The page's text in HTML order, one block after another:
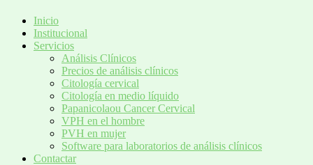
Inicio
Institucional
Servicios
Análisis Clínicos
Precios de análisis clínicos
Citología cervical
Citología en medio líquido
Papanicolaou Cancer Cervical
VPH en el hombre
PVH en mujer
Software para laboratorios de análisis clínicos
Contactar